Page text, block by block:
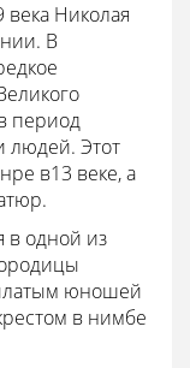
Николая
В
период
людей. Этот
в13 веке, а
в одной из
юношей
в нимбе